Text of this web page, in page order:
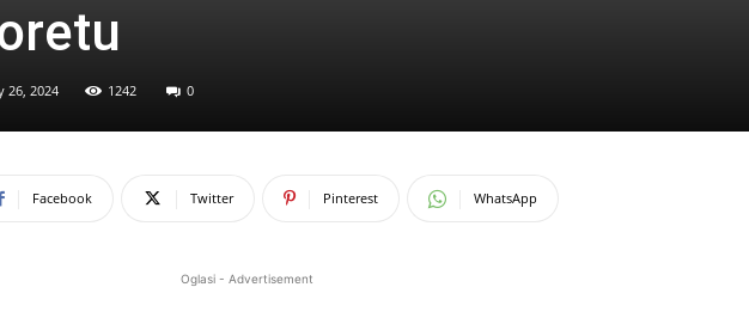
26, 2024 1242 0
Facebook Twitter Pinterest WhatsApp
Oglasi - Advertisement